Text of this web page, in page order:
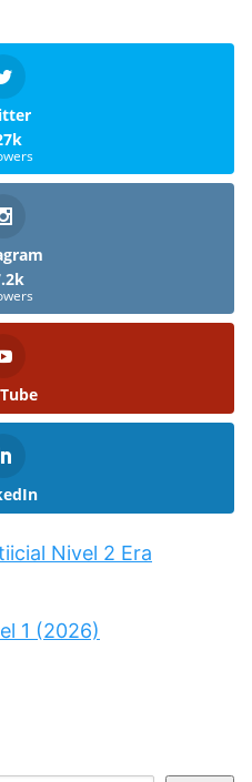
Nivel 2 Era
1 (2026)